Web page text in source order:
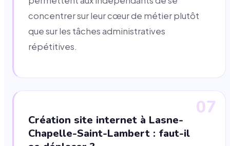
concentrer sur leur cœur de métier plutôt
que sur les tâches administratives
répétitives.
07
Création site internet à Lasne-
Chapelle-Saint-Lambert : faut-il